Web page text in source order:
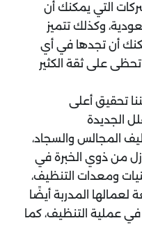
التي يمكنك أن
وكذلك تتميز
أن تجدها في أي
على ثقة الكثير
تحقيق أعلى
الجديدة
المجالس والسجاد،
من ذوي الخبرة في
ومعدات التنظيف،
لعمالها المدربة أيضًا
في عملية التنظيف، كما